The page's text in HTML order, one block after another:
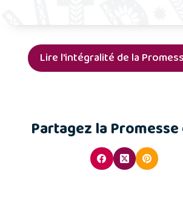
Lire l'intégralité de la
Partagez la Promesse